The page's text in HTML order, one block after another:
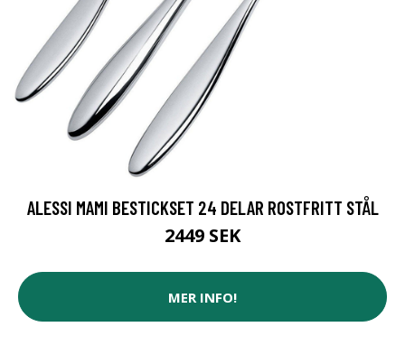
ALESSI MAMI BESTICKSET 24 DELAR ROSTFRITT STÅL
2449 SEK
MER INFO!